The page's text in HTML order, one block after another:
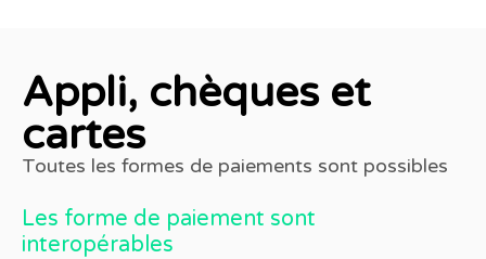
Appli, chèques et
cartes
Toutes les formes de paiements sont possibles
Les forme de paiement sont
interopérables